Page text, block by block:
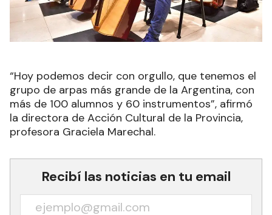
“Hoy podemos decir con orgullo, que tenemos el
grupo de arpas más grande de la Argentina, con
más de 100 alumnos y 60 instrumentos”, afirmó
la directora de Acción Cultural de la Provincia,
profesora Graciela Marechal.
Recibí las noticias en tu email